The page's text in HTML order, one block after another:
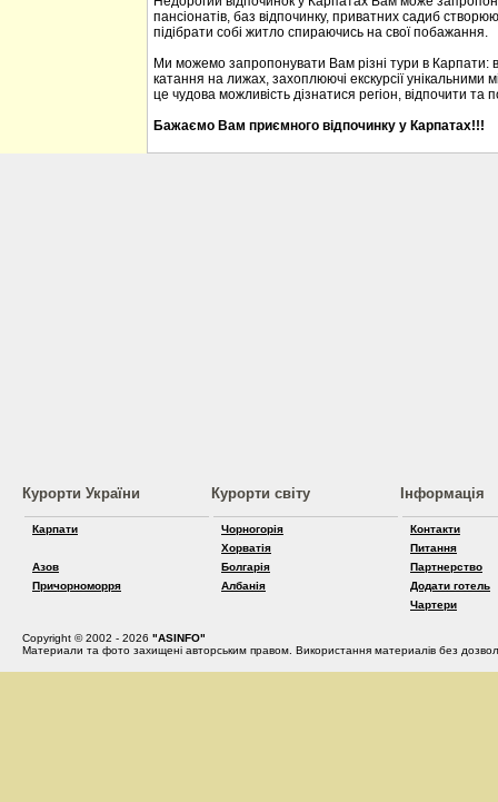
пансіонатів, баз відпочинку, приватних садиб
підібрати собі житло спираючись на свої побажання.
Ми можемо запропонувати Вам різні тури в Карпати:
катання на лижах, захоплюючі екскурсії
це чудова можливість дізнатися регіон, відпочити та
Бажаємо Вам приємного відпочинку у Карпатах!!!
Курорти України
Карпати
Азов
Причорноморря
Курорти світу
Чорногорія
Хорватія
Болгарія
Албанія
Інформація
Контакти
Питання
Партнерство
Додати готель
Чартери
Copyright © 2002 - 2026 "ASINFO"
Материали та фото захищені авторським правом. Використання материалів без